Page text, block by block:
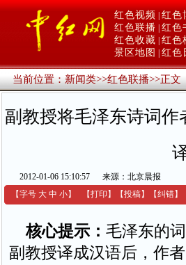
红色视频 红色
红色联播 红色
红色收藏 红色
景区地图
红色
当前位置：新闻类>>红色联播>>正文
副教授将毛泽东诗词
2012-01-06 15:10:57 来源：北京晨报
【字号 大 中 小】 【打印 】 【投稿】 【纠错】
核心提示： 毛泽东的
副教授译成汉语后，作